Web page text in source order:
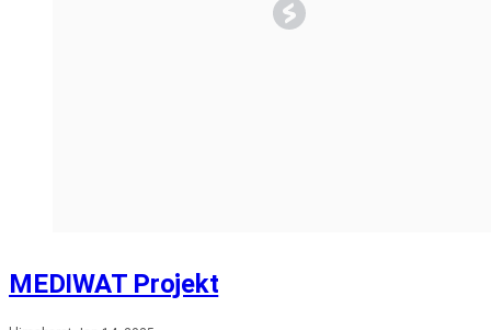
MEDIWAT Projekt